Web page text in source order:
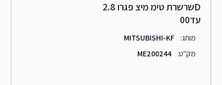
שרשרת טימ מיצ פגרו 2.8D
עד00
:מותג
MITSUBISHI-KF
:מק"ט
ME200244